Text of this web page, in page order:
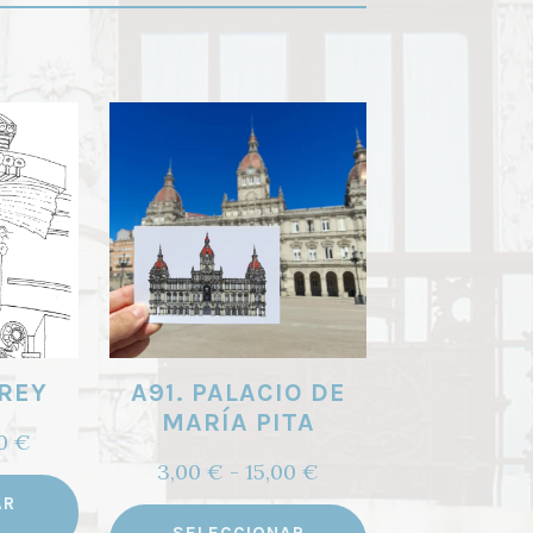
€Rango
de
precios:
producto
A91. PALACIO DE
MARÍA PITA
3,00€ - 15,00€
de